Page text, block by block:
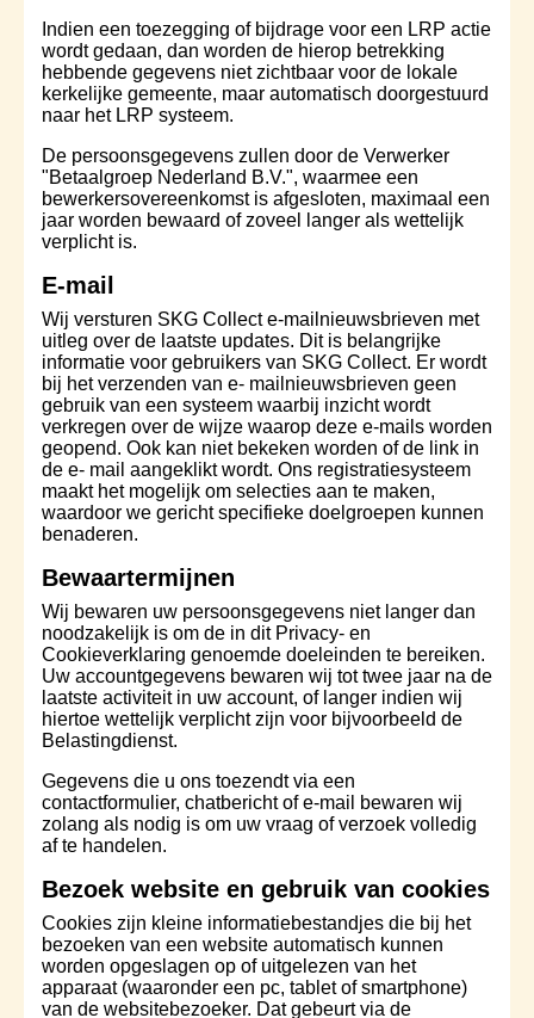
Indien een toezegging of bijdrage voor een LRP actie
wordt gedaan, dan worden de hierop betrekking
hebbende gegevens niet zichtbaar voor de lokale
kerkelijke gemeente, maar automatisch doorgestuurd
naar het LRP systeem.
De persoonsgegevens zullen door de Verwerker
"Betaalgroep Nederland B.V.", waarmee een
bewerkersovereenkomst is afgesloten, maximaal een
jaar worden bewaard of zoveel langer als wettelijk
verplicht is.
E-mail
Wij versturen SKG Collect e-mailnieuwsbrieven met
uitleg over de laatste updates. Dit is belangrijke
informatie voor gebruikers van SKG Collect. Er wordt
bij het verzenden van e- mailnieuwsbrieven geen
gebruik van een systeem waarbij inzicht wordt
verkregen over de wijze waarop deze e-mails worden
geopend. Ook kan niet bekeken worden of de link in
de e- mail aangeklikt wordt. Ons registratiesysteem
maakt het mogelijk om selecties aan te maken,
waardoor we gericht specifieke doelgroepen kunnen
benaderen.
Bewaartermijnen
Wij bewaren uw persoonsgegevens niet langer dan
noodzakelijk is om de in dit Privacy- en
Cookieverklaring genoemde doeleinden te bereiken.
Uw accountgegevens bewaren wij tot twee jaar na de
laatste activiteit in uw account, of langer indien wij
hiertoe wettelijk verplicht zijn voor bijvoorbeeld de
Belastingdienst.
Gegevens die u ons toezendt via een
contactformulier, chatbericht of e-mail bewaren wij
zolang als nodig is om uw vraag of verzoek volledig
af te handelen.
Bezoek website en gebruik van cookies
Cookies zijn kleine informatiebestandjes die bij het
bezoeken van een website automatisch kunnen
worden opgeslagen op of uitgelezen van het
apparaat (waaronder een pc, tablet of smartphone)
van de websitebezoeker. Dat gebeurt via de